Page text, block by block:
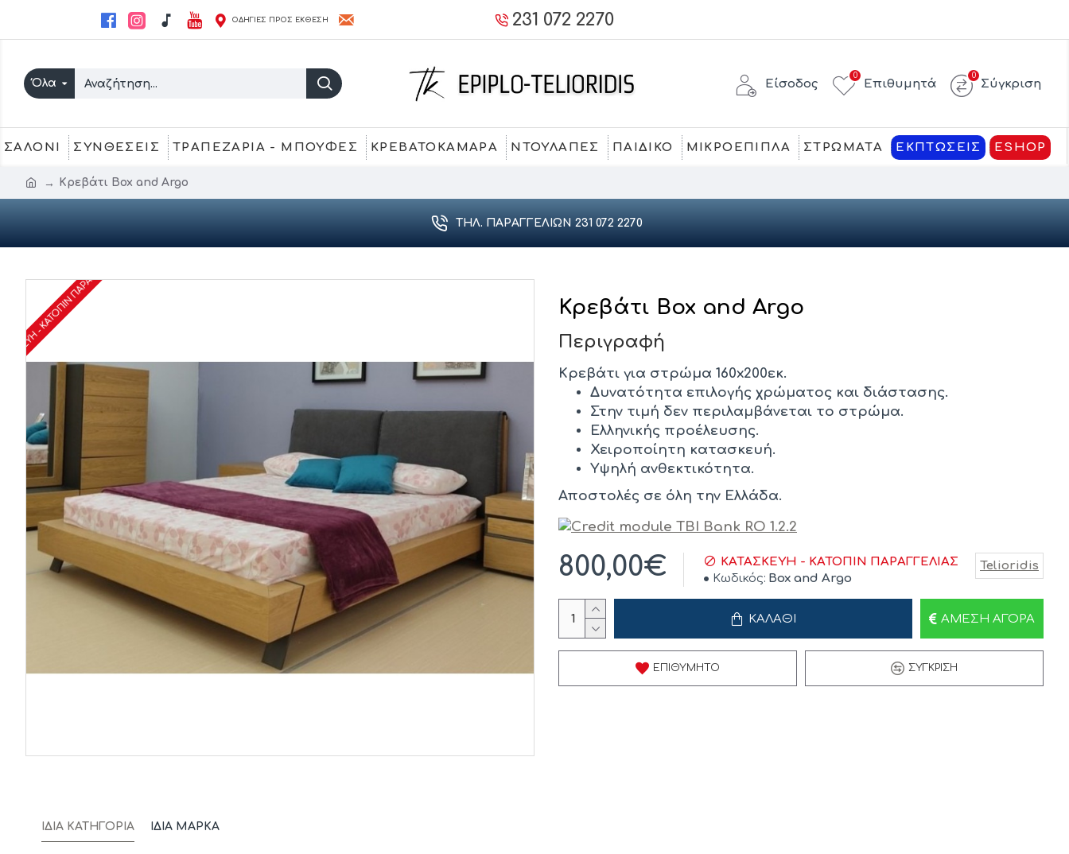
ΟΔΗΓΙΕΣ ΠΡΟΣ ΕΚΘΕΣΗ 231 072 2270
Όλα Είσοδος Επιθυμητά
0
Σύγκριση
0
ΣΑΛΟΝΙ ΣΥΝΘΕΣΕΙΣ ΤΡΑΠΕΖΑΡΙΑ - ΜΠΟΥΦΕΣ ΚΡΕΒΑΤΟΚΑΜΑΡΑ ΝΤΟΥΛΑΠΕΣ ΠΑΙΔΙΚΟ ΜΙΚΡΟΕΠΙΠΛΑ ΣΤΡΩΜΑΤΑ ΕΚΠΤΩΣΕΙΣ ESHOP
Κρεβάτι Box and Argo
ΤΗΛ. ΠΑΡΑΓΓΕΛΙΏΝ 231 072 2270
- ΚΑΤΌΠΙΝ ΠΑΡΑΓΓΕΛΊΑΣ Κρεβάτι Box and Argo
Περιγραφή
Κρεβάτι για στρώμα 160x200εκ.
Δυνατότητα επιλογής χρώματος και διάστασης.
Στην τιμή δεν περιλαμβάνεται το στρώμα.
Ελληνικής προέλευσης.
Χειροποίητη κατασκευή.
Υψηλή ανθεκτικότητα.
Αποστολές σε όλη την Ελλάδα.
800,00€
ΚΑΤΑΣΚΕΥΉ - ΚΑΤΌΠΙΝ ΠΑΡΑΓΓΕΛΊΑΣ
Κωδικός: Box and Argo
Telioridis
ΚΑΛΆΘΙ ΆΜΕΣΗ ΑΓΟΡΆ
ΕΠΙΘΥΜΗΤΌ ΣΎΓΚΡΙΣΗ
ΊΔΙΑ ΚΑΤΗΓΟΡΊΑ ΊΔΙΑ ΜΆΡΚΑ